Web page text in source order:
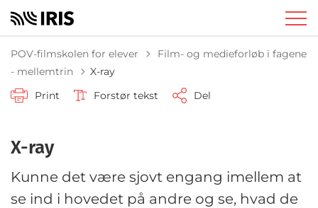
POV-filmskolen for elever Tilbage til
Film- og medieforløb i fagene
- mellemtrin
X-ray
Print
Forstør tekst Del
X-ray
Kunne det være sjovt engang imellem at
se ind i hovedet på andre og se, hvad de